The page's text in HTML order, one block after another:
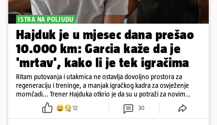
ISTRA NA POLJUDU
Hajduk je u mjesec dana prešao
10.000 km: Garcia kaže da je
'mrtav', kako li je tek igračima
Ritam putovanja i utakmica ne ostavlja dovoljno prostora za
regeneraciju i treninge, a manjak igračkog kadra za osvježenje
momčadi... Trener Hajduka otkrio je da su u potraži za novim
igračima na tržištu....
12 30